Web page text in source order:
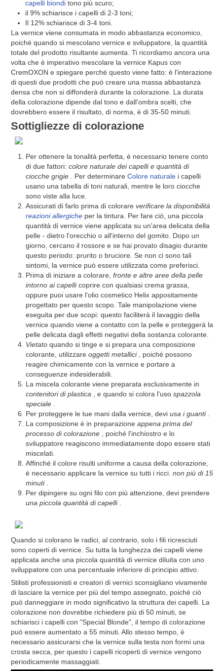
capelli bionditono più scuro;
il 9% schiarisce i capelli di 2-3 toni;
Il 12% schiarisce di 3-4 toni.
La vernice viene consumata in modo abbastanza economico,
poiché quando si mescolano vernice e sviluppatore, la quantità
totale del prodotto risultante aumenta. Ti ricordiamo ancora una
volta che è imperativo mescolare la vernice Kapus con
CremOXON e spiegare perché questo viene fatto: è l'interazione
di questi due prodotti che può creare una massa abbastanza
densa che non si diffonderà durante la colorazione. La durata
della colorazione dipende dal tono e dall'ombra scelti, che
dovrebbero essere il risultato, di norma, è di 35-50 minuti.
Sottigliezze di colorazione
Per ottenere la tonalità perfetta, è necessario tenere conto
di due fattori:colore naturale dei capelli e quantità di
ciocche grigie
. Per determinareColore naturale i capelli
usano una tabella di toni naturali, mentre le loro ciocche
sono viste alla luce.
Assicurati di farlo prima di colorareverificare la disponibilità
reazioni allergiche per la tintura. Per fare ciò, una piccola
quantità di vernice viene applicata su un'area delicata della
pelle - dietro l'orecchio o all'interno del gomito. Dopo un
giorno, cercano il rossore e se hai provato disagio durante
questo periodo: prurito o bruciore. Se non ci sono tali
sintomi, la vernice può essere utilizzata come preferisci.
Prima di iniziare a colorare,fronte e altre aree della pelle
intorno ai capelli coprire con qualsiasi crema grassa,
oppure puoi usare l'olio cosmetico Helix appositamente
progettato per questo scopo. Tale manipolazione viene
eseguita per due scopi: questo faciliterà il lavaggio della
vernice quando viene a contatto con la pelle e proteggerà la
pelle delicata dagli effetti negativi della sostanza colorante.
Vietato quando si tinge e si prepara una composizione
colorante, utilizzareoggetti metallici
, poiché possono
reagire chimicamente con la vernice e portare a
conseguenze indesiderabili.
La miscela colorante viene preparata esclusivamente in
contenitori di plastica
, e quando si colora l'usospazzola
speciale
Per proteggere le tue mani dalla vernice, deviusa i guanti
La composizione è in preparazioneappena prima del
processo di colorazione
, poiché l'inchiostro e lo
sviluppatore reagiscono immediatamente dopo essere stati
miscelati.
Affinché il colore risulti uniforme a causa della colorazione,
è necessario applicare la vernice su tutti i ricci.non più di 15
minuti
Per dipingere su ogni filo con più attenzione, devi prendere
una piccola quantità di capelli
Quando si colorano le radici, al contrario, solo i fili ricresciuti
sono coperti di vernice. Su tutta la lunghezza dei capelli viene
applicata anche una piccola quantità di vernice diluita con uno
sviluppatore con una percentuale inferiore di principio attivo.
Stilisti professionisti e creatori di vernici sconsigliano vivamente
di lasciare la vernice per più del tempo assegnato, poiché ciò
può danneggiare in modo significativo la struttura dei capelli. La
colorazione non dovrebbe richiedere più di 50 minuti, se
schiarisci i capelli con "Special Blonde", il tempo di colorazione
può essere aumentato a 55 minuti. Allo stesso tempo, è
necessario assicurarsi che la vernice sulla testa non formi una
crosta secca, per questo i capelli ricoperti di vernice vengono
periodicamente massaggiati.